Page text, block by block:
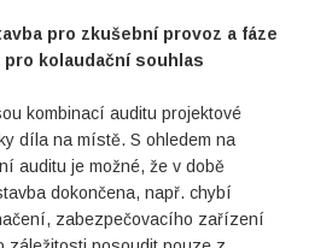
pro zkušební provoz a fáze
pro kolaudační souhlas
kombinací auditu projektové
díla na místě. S ohledem na
auditu je možné, že v době
dokončena, např. chybí
zabezpečovacího zařízení